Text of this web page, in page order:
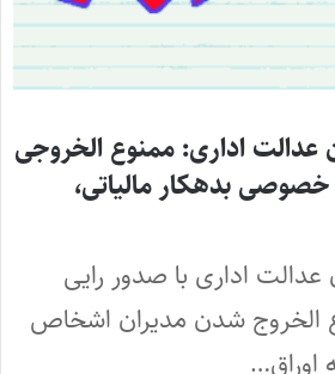
اداری: ممنوع الخروجی
بدهکار مالیاتی،
اداری با صدور رایی
الخروج شدن مدیران اشخاص